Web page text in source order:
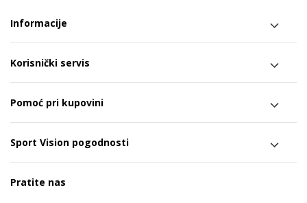
Informacije
Korisnički servis
Pomoć pri kupovini
Sport Vision pogodnosti
Pratite nas